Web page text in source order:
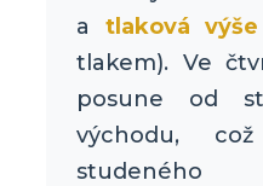
a tlaková výše
tlakem). Ve
posune od
východu,